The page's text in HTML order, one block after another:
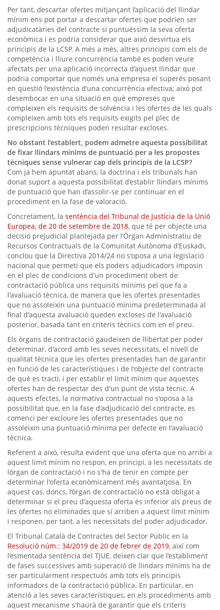
Per tant, descartar ofertes mitjançant l’aplicació del llindar
mínim ens pot portar a descartar ofertes que podrien ser
adjudicatàries del contracte si puntuéssim la seva oferta
econòmica i es podria considerar que això desvirtua els
principis de la LCSP. A més a més, altres principis com els de
competència i lliure concurrència també es poden veure
afectats per una aplicació incorrecta d’aquest llindar que
podria comportar que només una empresa el superés posant
en qüestió l’existència d’una concurrència efectiva; això pot
desembocar en una situació en què empreses que
compleixen els requisits de solvència i les ofertes de les quals
compleixen amb tots els requisits exigits pel plec de
prescripcions tècniques poden resultar excloses.
No obstant l’establert, podem admetre aquesta possibilitat
de fixar llindars mínims de puntuació per a les propostes
tècniques sense vulnerar cap dels principis de la LCSP?
Com ja hem apuntat abans, la doctrina i els tribunals han
donat suport a aquesta possibilitat d’establir llindars mínims
de puntuació que han d’assolir-se per continuar en el
procediment en la fase de valoració.
Concretament, la sentència del Tribunal de Justícia de la Unió
Europea, de 20 de setembre de 2018, que té per objecte una
decisió prejudicial plantejada per l’Òrgan Administratiu de
Recursos Contractuals de la Comunitat Autònoma d’Euskadi,
conclou que la Directiva 2014/24 no s'oposa a una legislació
nacional que permeti que els poders adjudicadors imposin
en el plec de condicions d'un procediment obert de
contractació pública uns requisits mínims pel que fa a
l'avaluació tècnica, de manera que les ofertes presentades
que no assoleixin una puntuació mínima predeterminada al
final d'aquesta avaluació queden excloses de l'avaluació
posterior, basada tant en criteris tècnics com en el preu.
Els òrgans de contractació gaudeixen de llibertat per poder
determinar, d'acord amb les seves necessitats, el nivell de
qualitat tècnica que les ofertes presentades han de garantir
en funció de les característiques i de l'objecte del contracte
de què es tracti, i per establir el límit mínim que aquestes
ofertes han de respectar des d'un punt de vista tècnic. A
aquests efectes, la normativa contractual no s'oposa a la
possibilitat que, en la fase d'adjudicació del contracte, es
comenci per excloure les ofertes presentades que no
assoleixin una puntuació mínima per defecte en l'avaluació
tècnica.
Referent a això, resulta evident que una oferta que no arribi a
aquest límit mínim no respon, en principi, a les necessitats de
lòrgan de contractació i no s'ha de tenir en compte per
determinar l'oferta econòmicament més avantatjosa. En
aquest cas, doncs, l’òrgan de contractació no està obligat a
determinar si el preu d'aquesta oferta és inferior als preus de
les ofertes no eliminades que sí arriben a aquest límit mínim
i responen, per tant, a les necessitats del poder adjudicador.
El Tribunal Català de Contractes del Sector Públic en la
Resolució núm.: 34/2019 de 20 de febrer de 2019, així com
l’esmentada sentència del TJUE, deixen clar que l’establiment
de fases successives amb superació de llindars mínims ha de
ser particularment respectuós amb tots els principis
informadors de la contractació pública. En particular, en
atenció a les seves característiques, en els procediments amb
aquest mecanisme s'haurà de garantir que els criteris